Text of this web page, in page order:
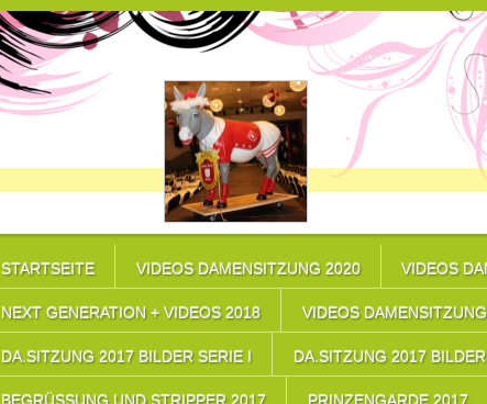
STARTSEITE VIDEOS DAMENSITZUNG 2020 VIDEOS
NEXT GENERATION + VIDEOS 2018 VIDEOS
DA.SITZUNG 2017 BILDER SERIE I DA.SITZUNG 2017